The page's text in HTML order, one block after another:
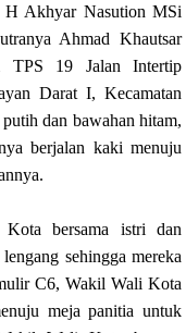
Akhyar Nasution MSi
Ahmad Khautsar
TPS 19 Jalan Intertip
Darat I, Kecamatan
dan bawahan hitam,
berjalan kaki menuju
bersama istri dan
sehingga mereka
C6, Wakil Wali Kota
meja panitia untuk